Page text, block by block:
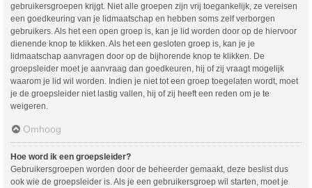
gebruikersgroepen krijgt. Niet alle groepen zijn vrij toegankelijk, ze vereisen
een goedkeuring van je lidmaatschap en hebben soms zelf verborgen
gebruikers. Als het een open groep is, kan je lid worden door op de hiervoor
dienende knop te klikken. Als het een gesloten groep is, kan je je
lidmaatschap aanvragen door op de bijhorende knop te klikken. De
groepsleider moet je aanvraag dan goedkeuren, hij of zij vraagt mogelijk
waarom je lid wil worden. Indien je niet tot een groep toegelaten wordt, moet
je de groepsleider niet lastig vallen, hij of zij heeft een reden om je te
weigeren.
Omhoog
Hoe word ik een groepsleider?
Gebruikersgroepen worden door de beheerder gemaakt, deze beslist dus
ook wie de groepsleider is. Als je een gebruikersgroep wil starten, moet je